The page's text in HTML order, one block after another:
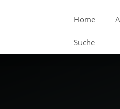
Home
Suche